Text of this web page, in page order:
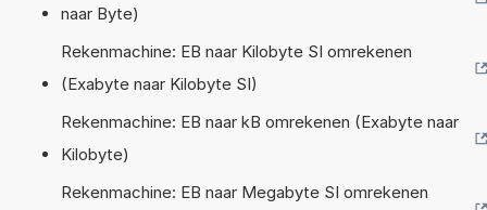
naar Byte)
Rekenmachine: EB naar Kilobyte SI omrekenen
(Exabyte naar Kilobyte SI)
Rekenmachine: EB naar kB omrekenen (Exabyte naar
Kilobyte)
Rekenmachine: EB naar Megabyte SI omrekenen